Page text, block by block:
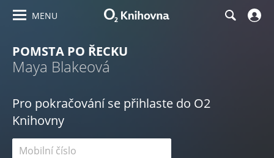
MENU
POMSTA PO ŘECKU
Maya Blakeová
Pro pokračování se přihlaste do O2
Knihovny